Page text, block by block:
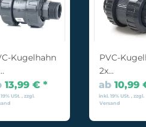
Kugelhahn
13,99 € *
USt. , zzgl.
PVC-
2x
ab 10,99
inkl. 19% USt. , zzgl.
Versand